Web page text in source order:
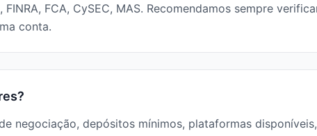
FCA, CySEC, MAS. Recomendamos sempre
conta.
negociação, depósitos mínimos, plataformas